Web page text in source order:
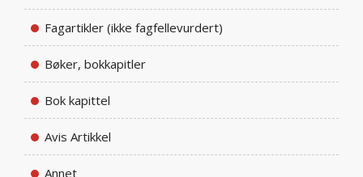
Fagartikler (ikke fagfellevurdert)
Bøker, bokkapitler
Bok kapittel
Avis Artikkel
Annet